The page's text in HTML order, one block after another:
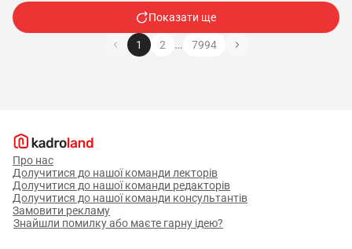
Показати ще
1 2 … 7994
Про нас
Долучитися до нашої команди лекторів
Долучитися до нашої команди редакторів
Долучитися до нашої команди консультантів
Замовити рекламу
Знайшли помилку або маєте гарну ідею?